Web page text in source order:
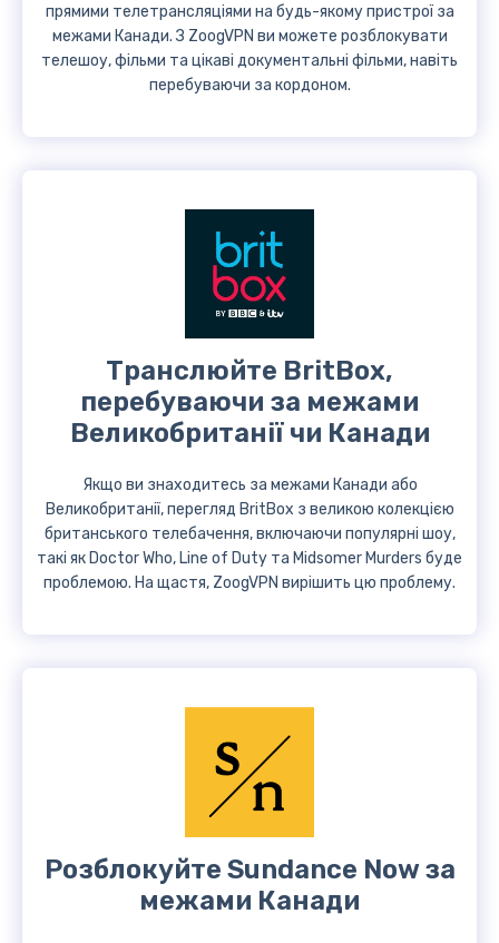
прямими телетрансляціями на будь-якому пристрої за
межами Канади. З ZoogVPN ви можете розблокувати
телешоу, фільми та цікаві документальні фільми, навіть
перебуваючи за кордоном.
Транслюйте BritBox,
перебуваючи за межами
Великобританії чи Канади
Якщо ви знаходитесь за межами Канади або
Великобританії, перегляд BritBox з великою колекцією
британського телебачення, включаючи популярні шоу,
такі як Doctor Who, Line of Duty та Midsomer Murders буде
проблемою. На щастя, ZoogVPN вирішить цю проблему.
Розблокуйте Sundance Now за
межами Канади